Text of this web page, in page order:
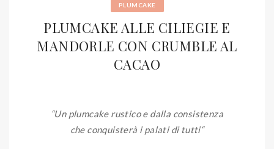
PLUMCAKE
PLUMCAKE ALLE CILIEGIE E
MANDORLE CON CRUMBLE AL
CACAO
“Un plumcake rustico e dalla consistenza
che conquisterà i palati di tutti“